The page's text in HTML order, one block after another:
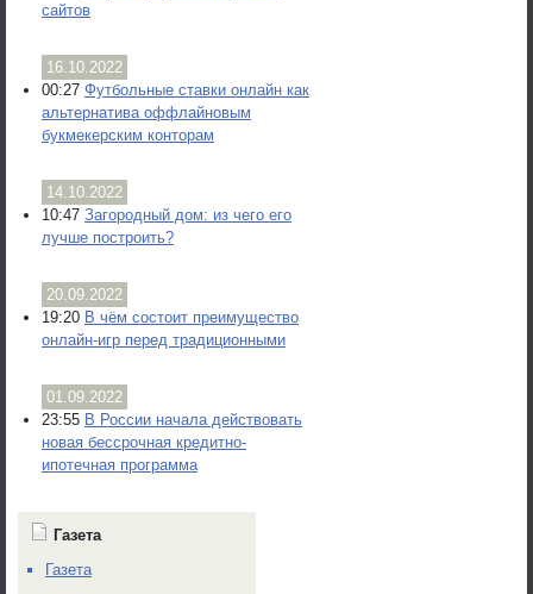
сайтов
16.10.2022
00:27 Футбольные ставки онлайн как
альтернатива оффлайновым
букмекерским конторам
14.10.2022
10:47 Загородный дом: из чего его
лучше построить?
20.09.2022
19:20 В чём состоит преимущество
онлайн-игр перед традиционными
01.09.2022
23:55 В России начала действовать
новая бессрочная кредитно-
ипотечная программа
Газета
Газета